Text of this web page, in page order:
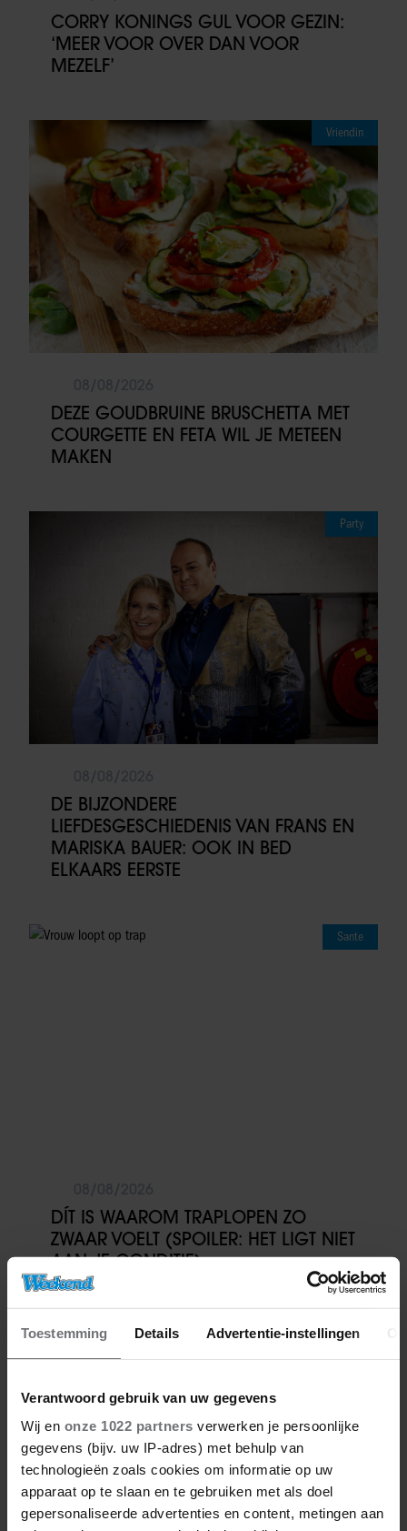
Toestemming Details Advertentie-instellingen
Verantwoord gebruik van uw gegevens
Wij en onze 1022 partners verwerken je persoonlijke
gegevens (bijv. uw IP-adres) met behulp van
technologieën zoals cookies om informatie op uw
apparaat op te slaan en te gebruiken met als doel
gepersonaliseerde advertenties en content, metingen aan
CORRY KONINGS GUL VOOR GEZIN:
‘MEER VOOR OVER DAN VOOR
MEZELF’
Vriendin
DEZE GOUDBRUINE BRUSCHETTA MET
COURGETTE EN FETA WIL JE METEEN
MAKEN
Party
DE BIJZONDERE
LIEFDESGESCHIEDENIS VAN FRANS EN
MARISKA BAUER: OOK IN BED
ELKAARS EERSTE
Sante
DÍT IS WAAROM TRAPLOPEN ZO
ZWAAR VOELT (SPOILER: HET LIGT NIET
AAN JE CONDITIE)
Meer van Ruth